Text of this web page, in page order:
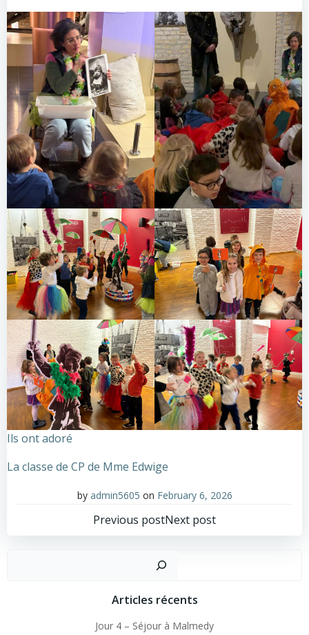
Ils ont adoré
La classe de CP de Mme Edwige
by admin5605 on February 6, 2026
Post
navigation
Previous postPost
navigation
Next post
Articles récents
Jour 4 – Séjour à Malmedy